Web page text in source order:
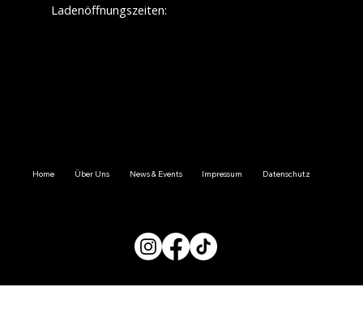
Ladenöffnungszeiten:
Home Über Uns News & Events Impressum Datenschutz